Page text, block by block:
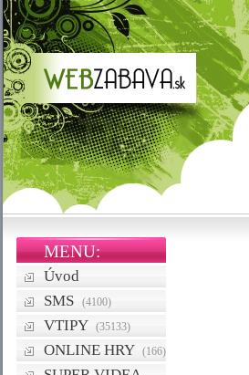
MENU:
Úvod
SMS
(4100)
VTIPY (35133)
ONLINE HRY (166)